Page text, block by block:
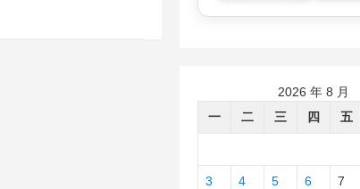
2026 年 8 月
一
二 三 四 五
3 4 5 6 7